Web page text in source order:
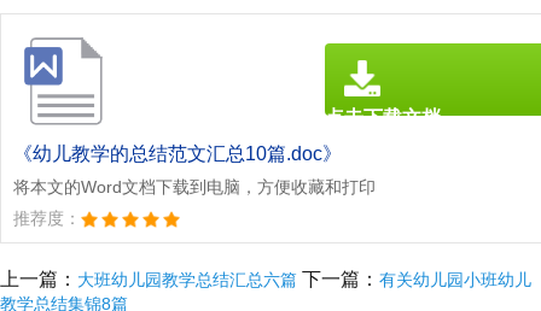
《幼儿教学的总结范文汇总10篇.doc》
将本文的Word文档下载到电脑，方便收藏和打印
推荐度：
点击下载文档
文档为doc格式
上一篇： 大班幼儿园教学总结汇总六篇 下一篇： 有关幼儿园小班幼儿
教学总结集锦8篇